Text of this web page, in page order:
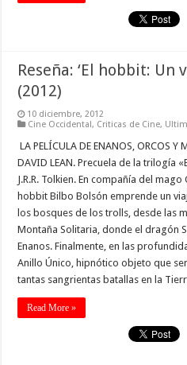
Reseña: ‘El hobbit: Un
(2012)
10 diciembre, 2012
Cine Occidental, Criticas de Cine,
LA PELÍCULA DE ENANOS, ORCOS Y
DAVID LEAN. Precuela de la trilogía
J.R.R. Tolkien. En compañía del
hobbit Bilbo Bolsón emprende un
los bosques de los trolls, desde las
Montaña Solitaria, donde el dragón
Enanos. Finalmente, en las
Anillo Único, hipnótico objeto que
tantas sangrientas batallas en la
Read More »